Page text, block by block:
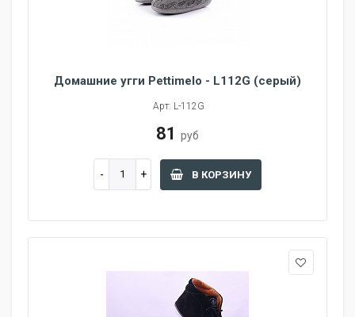
Домашние угги Pettimelo - L112G (серый)
Арт: L-112G
81 руб
В КОРЗИНУ